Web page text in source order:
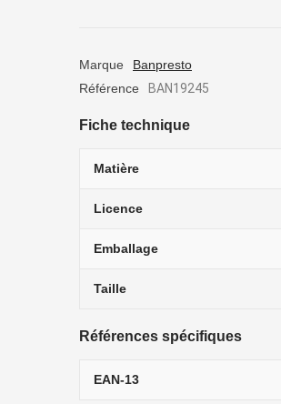
Marque
Banpresto
Référence
BAN19245
Fiche technique
Matière
Licence
Emballage
Taille
Références spécifiques
EAN-13